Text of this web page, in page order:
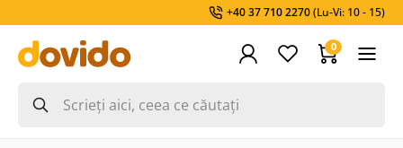
+40 37 710 2270(Lu-Vi: 10 - 15)
0